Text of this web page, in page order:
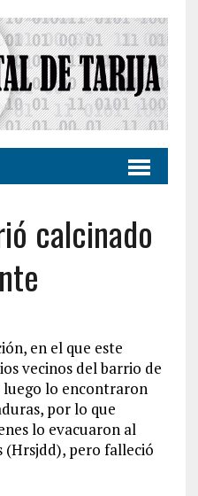
calcinado
en el que este
vecinos del barrio de
lo encontraron
por lo que
lo evacuaron al
(Hrsjdd), pero falleció